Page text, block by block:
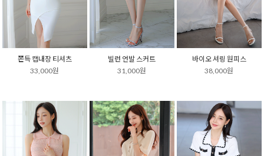
쫀득 캡내장 티셔츠
33,000원
빌런 언발 스커트
31,000원
바이오 셔링 원피스
38,000원